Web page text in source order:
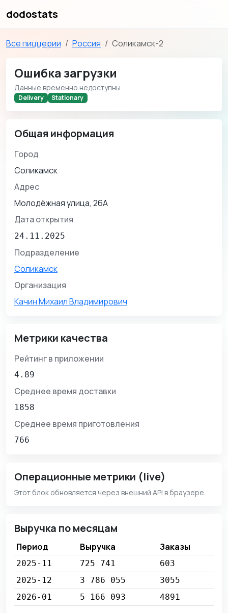
dodostats
Все пиццерии Россия Соликамск-2
Ошибка загрузки
Данные временно недоступны.
Delivery Stationary
Общая информация
Город
Соликамск
Адрес
Молодёжная улица, 26А
Дата открытия
24.11.2025
Подразделение
Соликамск
Организация
Качин Михаил Владимирович
Метрики качества
Рейтинг в приложении
4.89
Среднее время доставки
1858
Среднее время приготовления
766
Операционные метрики (live)
Этот блок обновляется через внешний API в браузере.
Выручка по месяцам
Период Выручка Заказы
2025-11 725 741
603
2025-12
3 786 055
3055
2026-01
5 166 093 4891